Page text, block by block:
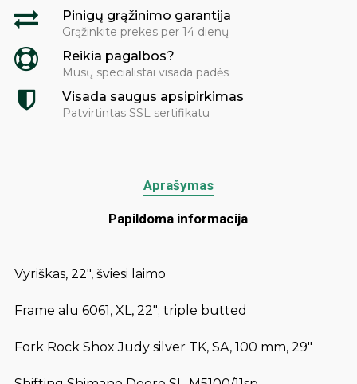
Pinigų grąžinimo garantija
Grąžinkite prekes per 14 dienų
Reikia pagalbos?
Mūsų specialistai visada padės
Visada saugus apsipirkimas
Patvirtintas SSL sertifikatu
Aprašymas
Papildoma informacija
Vyriškas, 22″, šviesi laimo
Frame alu 6061, XL, 22″; triple butted
Fork Rock Shox Judy silver TK, SA, 100 mm, 29″